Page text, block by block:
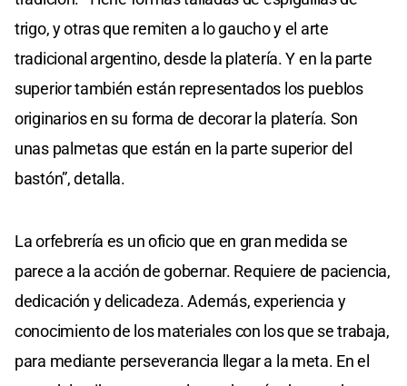
trigo, y otras que remiten a lo gaucho y el arte
tradicional argentino, desde la platería. Y en la parte
superior también están representados los pueblos
originarios en su forma de decorar la platería. Son
unas palmetas que están en la parte superior del
bastón”, detalla.
La orfebrería es un oficio que en gran medida se
parece a la acción de gobernar. Requiere de paciencia,
dedicación y delicadeza. Además, experiencia y
conocimiento de los materiales con los que se trabaja,
para mediante perseverancia llegar a la meta. En el